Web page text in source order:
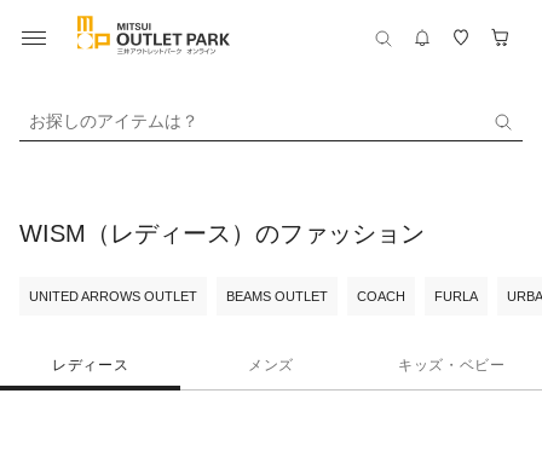
お探しのアイテムは？
WISM（レディース）のファッション
UNITED ARROWS OUTLET BEAMS OUTLET COACH FURLA
レディース メンズ キッズ・ベビー